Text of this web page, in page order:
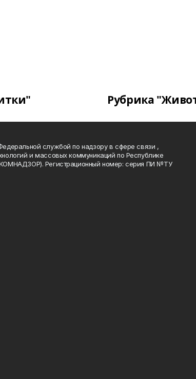
Рубрика
службой по надзору в сфере связи ,
и массовых коммуникаций по Республике
Регистрационный номер: серия ПИ №ТУ